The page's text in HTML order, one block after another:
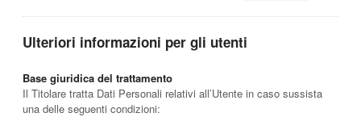
Ulteriori informazioni per gli utenti
Base giuridica del trattamento
Il Titolare tratta Dati Personali relativi all’Utente in caso sussista
una delle seguenti condizioni: